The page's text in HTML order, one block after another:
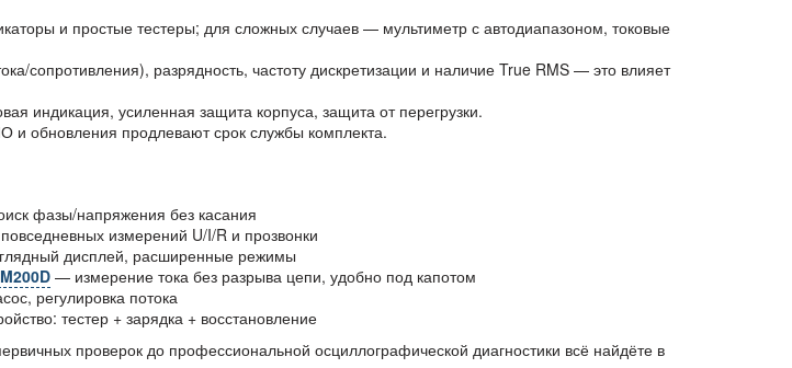
и простые тестеры; для сложных случаев — мультиметр с автодиапазоном, токовые
сопротивления), разрядность, частоту дискретизации и наличие True RMS — это влияет
индикация, усиленная защита корпуса, защита от перегрузки.
и обновления продлевают срок службы комплекта.
фазы/напряжения без касания
измерений U/I/R и прозвонки
дисплей, расширенные режимы
— измерение тока без разрыва цепи, удобно под капотом
регулировка потока
тестер + зарядка + восстановление
проверок до профессиональной осциллографической диагностики всё найдёте в